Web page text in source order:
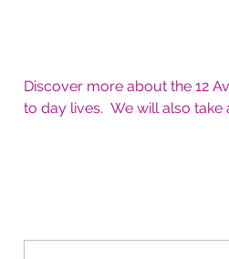
Discover more about the 12
to day lives.  We will also